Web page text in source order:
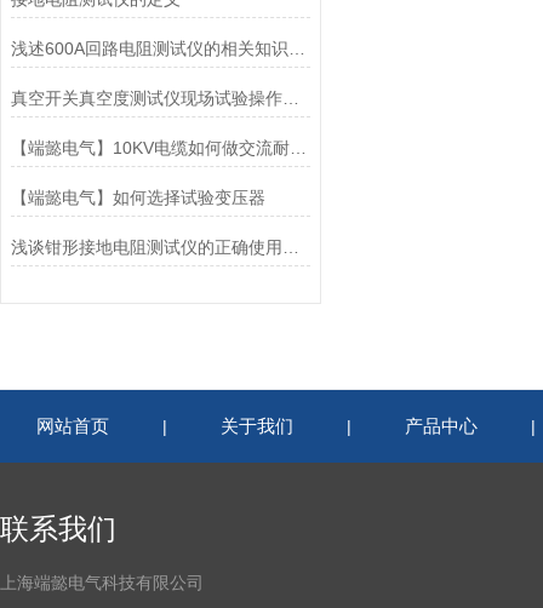
真空开关真空度测试仪现场试验操作方法
【端懿电气】10KV电缆如何做交流耐压试验
【端懿电气】如何选择试验变压器
网站首页 | 关于我们 | 产品中心
联系我们
上海端懿电气科技有限公司